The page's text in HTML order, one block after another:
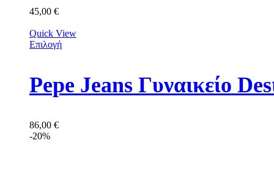
45,00 €
Quick View
Επιλογή
Pepe Jeans Γυναικείο
86,00 €
-20%